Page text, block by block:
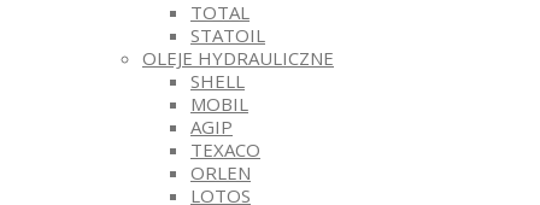
TOTAL
STATOIL
OLEJE HYDRAULICZNE
SHELL
MOBIL
AGIP
TEXACO
ORLEN
LOTOS